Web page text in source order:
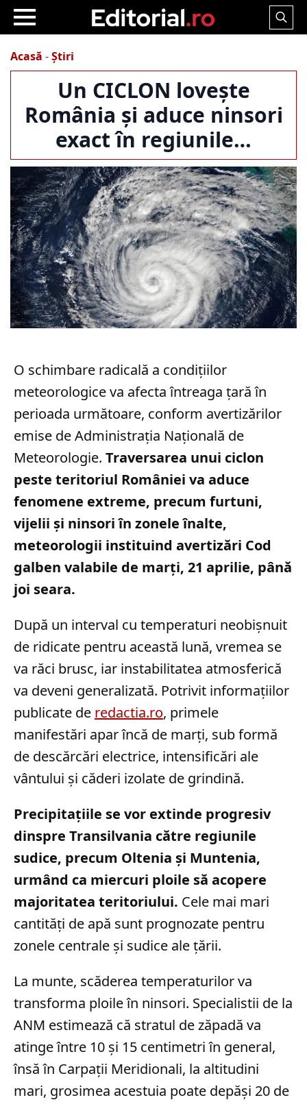
Search
Acasă -Știri
Un CICLON lovește
România și aduce ninsori
exact în regiunile…
O schimbare radicală a condițiilor
meteorologice va afecta întreaga țară în
perioada următoare, conform avertizărilor
emise de Administrația Națională de
Meteorologie. Traversarea unui ciclon
peste teritoriul României va aduce
fenomene extreme, precum furtuni,
vijelii și ninsori în zonele înalte,
meteorologii instituind avertizări Cod
galben valabile de marți, 21 aprilie, până
joi seara.
După un interval cu temperaturi neobișnuit
de ridicate pentru această lună, vremea se
va răci brusc, iar instabilitatea atmosferică
va deveni generalizată. Potrivit informațiilor
publicate de redactia.ro, primele
manifestări apar încă de marți, sub formă
de descărcări electrice, intensificări ale
vântului și căderi izolate de grindină.
Precipitațiile se vor extinde progresiv
dinspre Transilvania către regiunile
sudice, precum Oltenia și Muntenia,
urmând ca miercuri ploile să acopere
majoritatea teritoriului. Cele mai mari
cantități de apă sunt prognozate pentru
zonele centrale și sudice ale țării.
La munte, scăderea temperaturilor va
transforma ploile în ninsori. Specialistii de la
ANM estimează că stratul de zăpadă va
atinge între 10 și 15 centimetri în general,
însă în Carpații Meridionali, la altitudini
mari, grosimea acestuia poate depăși 20 de